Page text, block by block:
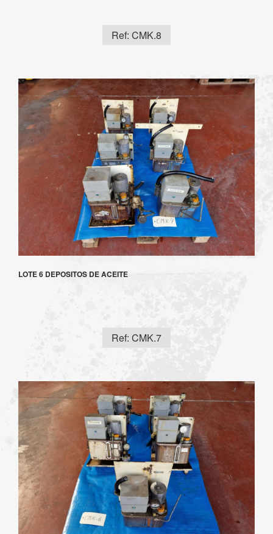
Ref: CMK.8
LOTE 6 DEPOSITOS DE ACEITE
Ref: CMK.7